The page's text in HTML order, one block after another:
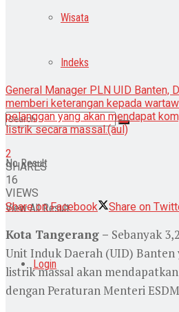
Wisata
Indeks
No Result
View All Result
Login
General Manager PLN UID Banten,
memberi keterangan kepada
pelanggan yang akan mendapat
listrik secara massal.(aul)
2
SHARES
16
VIEWS
Share on Facebook
Share on
Kota Tangerang – Sebanyak
Unit Induk Daerah (UID)
listrik massal akan
dengan Peraturan Menteri